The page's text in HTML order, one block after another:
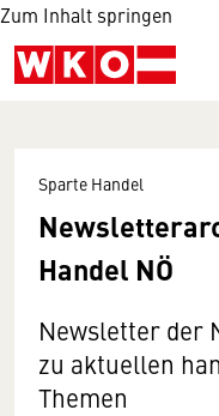
Zum Inhalt springen
Sparte Handel
Handel NÖ
Newsletter der
zu aktuellen
Themen